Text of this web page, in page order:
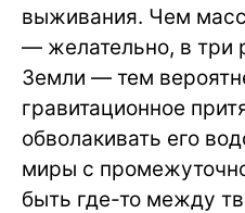
выживания. Чем
— желательно, в три
Земли — тем
гравитационное
обволакивать его
миры с
быть где-то между